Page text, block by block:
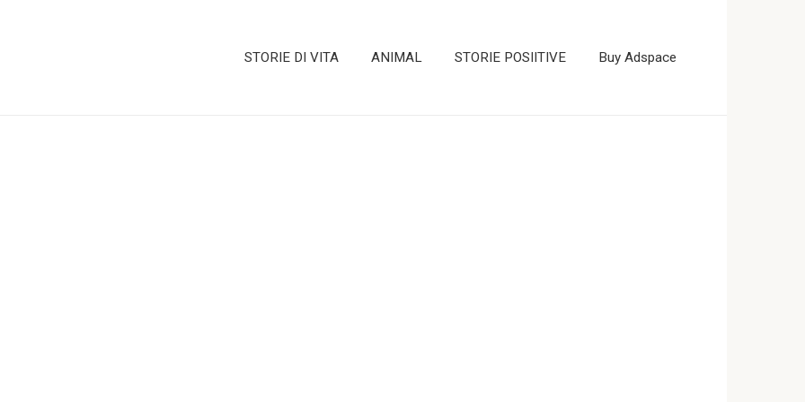
STORIE DI VITA ANIMAL STORIE POSIITIVE Buy Adspace